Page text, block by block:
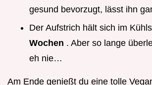
gesund bevorzugt, lässt ihn
Der Aufstrich hält sich im
Wochen . Aber so lange
eh nie…
Am Ende genießt du eine tolle